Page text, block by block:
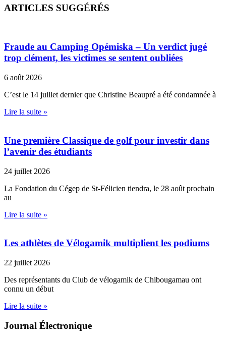
ARTICLES SUGGÉRÉS
Fraude au Camping Opémiska – Un verdict jugé
trop clément, les victimes se sentent oubliées
6 août 2026
C’est le 14 juillet dernier que Christine Beaupré a été condamnée à
Lire la suite »
Une première Classique de golf pour investir dans
l’avenir des étudiants
24 juillet 2026
La Fondation du Cégep de St-Félicien tiendra, le 28 août prochain
au
Lire la suite »
Les athlètes de Vélogamik multiplient les podiums
22 juillet 2026
Des représentants du Club de vélogamik de Chibougamau ont
connu un début
Lire la suite »
Journal Électronique